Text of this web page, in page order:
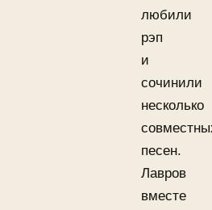
любили
рэп
и
сочинили
несколько
песен.
Лавров
вместе